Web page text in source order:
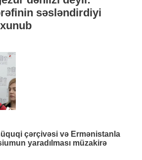
səsləndirdiyi
çərçivəsi və Ermənistanla
yaradılması müzakirə